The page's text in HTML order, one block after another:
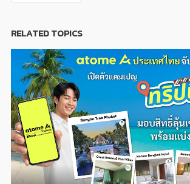
RELATED TOPICS